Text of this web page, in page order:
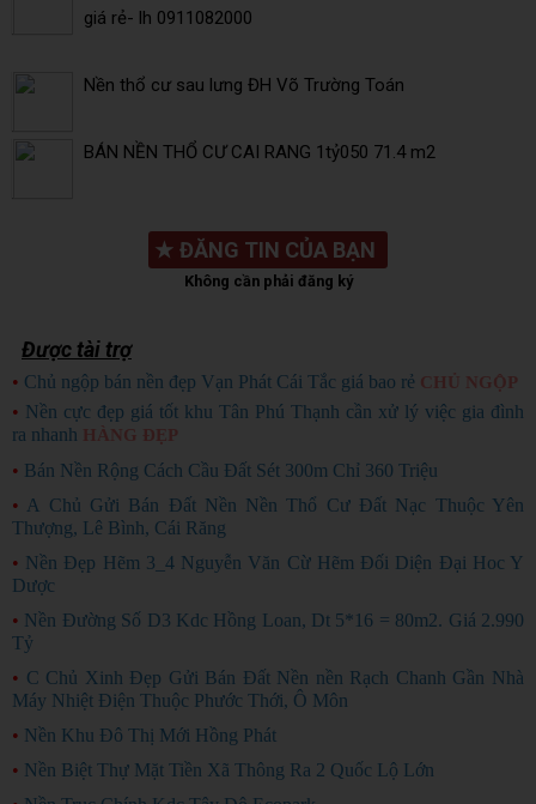
giá rẻ- lh 0911082000
Nền thổ cư sau lưng ĐH Võ Trường Toán
BÁN NỀN THỔ CƯ CAI RANG 1tỷ050 71.4 m2
★ ĐĂNG TIN CỦA BẠN
Không cần phải đăng ký
Được tài trợ
• Chủ ngộp bán nền đẹp Vạn Phát Cái Tắc giá bao rẻ CHỦ NGỘP
• Nền cực đẹp giá tốt khu Tân Phú Thạnh cần xử lý việc gia đình
ra nhanh HÀNG ĐẸP
• Bán Nền Rộng Cách Cầu Đất Sét 300m Chỉ 360 Triệu
• A Chủ Gửi Bán Đất Nền Nền Thổ Cư Đất Nạc Thuộc Yên
Thượng, Lê Bình, Cái Răng
• Nền Đẹp Hẽm 3_4 Nguyễn Văn Cừ Hẽm Đối Diện Đại Hoc Y
Dược
• Nền Đường Số D3 Kdc Hồng Loan, Dt 5*16 = 80m2. Giá 2.990
Tỷ
• C Chủ Xinh Đẹp Gửi Bán Đất Nền nền Rạch Chanh Gần Nhà
Máy Nhiệt Điện Thuộc Phước Thới, Ô Môn
• Nền Khu Đô Thị Mới Hồng Phát
• Nền Biệt Thự Mặt Tiền Xã Thông Ra 2 Quốc Lộ Lớn